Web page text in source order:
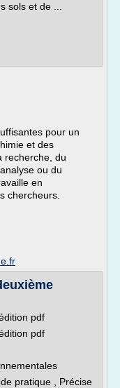
sols et de ...
pour un
et des
recherche, du
ou du
en
chercheurs.
pdf
pdf
pratique , Précise